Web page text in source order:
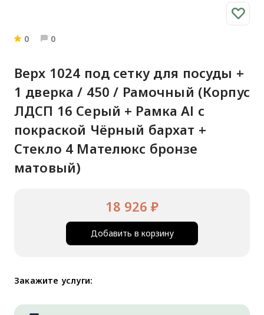
0 0
Верх 1024 под сетку для посуды +
1 дверка / 450 / Рамочный (Корпус
ЛДСП 16 Серый + Рамка Al с
покраской Чёрный бархат +
Стекло 4 Мателюкс бронзе
матовый)
Добавить в корзину
18 926 ₽
Закажите услуги: